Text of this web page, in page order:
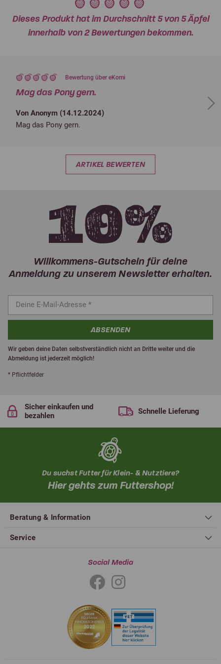
Dieses Produkt hat im Durchschnitt 5 von 5 Äpfel
innerhalb von 2 Bewertungen bekommen.
Bewertung über eKomi
Mag das Pony gern.
Von Anonym (14.12.2024)
Mag das Pony gern.
Next
ARTIKEL BEWERTEN
Willkommens-Gutschein für deine
Anmeldung zu unserem Newsletter erhalten.
ABSENDEN
Wir geben deine Daten selbstverständlich nicht an Dritte weiter und die
Abmeldung ist jederzeit möglich!
* Pflichtfelder
Sicher einkaufen und
bezahlen
Schnelle Lieferung
Du suchst Futter für Klein- & Nutztiere?
Hier gehts zum Futtershop!
Beratung & Information
Service
Social Media